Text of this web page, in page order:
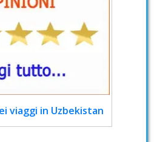
viaggi in Uzbekistan